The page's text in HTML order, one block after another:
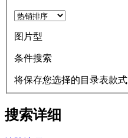
图片型
条件搜索
将保存您选择的目录表款式
搜索详细